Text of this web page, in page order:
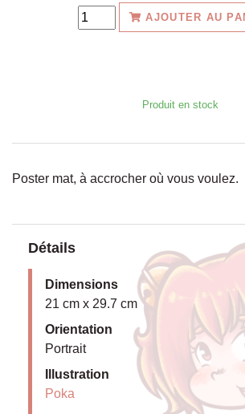
AJOUTER AU
Produit en stock
Poster mat, à accrocher où vous voulez.
Détails
Dimensions
21 cm x 29.7 cm
Orientation
Portrait
Illustration
Poka